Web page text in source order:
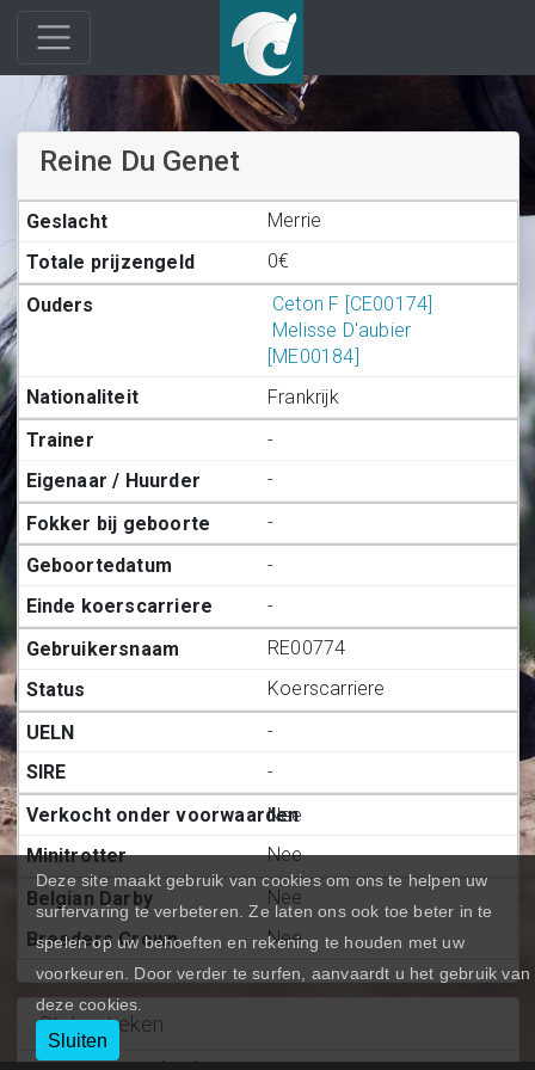
Reine Du Genet
Merrie
0€
Ceton F [CE00174]
Melisse D'aubier
[ME00184]
Frankrijk
-
-
-
-
-
RE00774
Koerscarriere
-
-
Nee
Nee
Nee
Nee
Statiestieken
Deze site maakt gebruik van cookies om ons te helpen uw
surfervaring te verbeteren. Ze laten ons ook toe beter in te
spelen op uw behoeften en rekening te houden met uw
voorkeuren. Door verder te surfen, aanvaardt u het gebruik van
deze cookies.
Sluiten